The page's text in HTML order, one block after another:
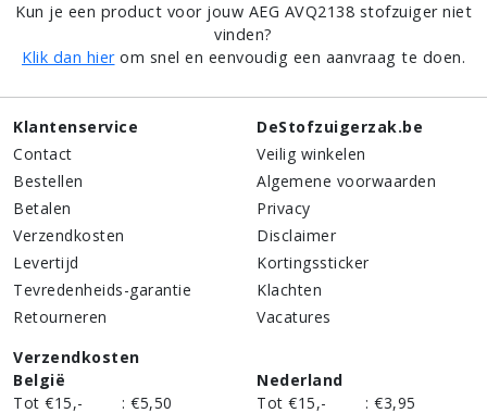
Kun je een product voor jouw AEG AVQ2138 stofzuiger niet
vinden?
Klik dan hierom snel en eenvoudig een aanvraag te doen.
Klantenservice
Contact
Bestellen
Betalen
Verzendkosten
Levertijd
Tevredenheids-garantie
Retourneren
DeStofzuigerzak.be
Veilig winkelen
Algemene voorwaarden
Privacy
Disclaimer
Kortingssticker
Klachten
Vacatures
Verzendkosten
België
Tot €15,-
: €5,50
Nederland
Tot €15,-
: €3,95